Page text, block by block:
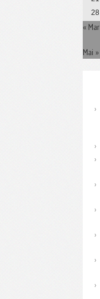
28
« Mar
Mai »